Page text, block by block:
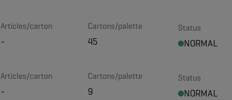
Articles/carton
-
Cartons/palette
45
Status
NORMAL
Articles/carton
-
Cartons/palette
9
Status
NORMAL